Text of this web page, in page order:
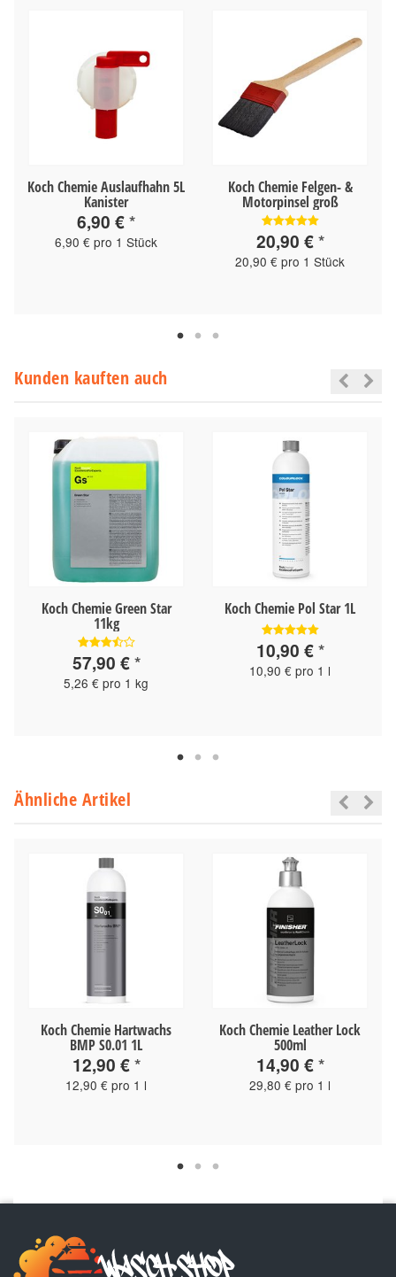
Koch Chemie Auslaufhahn 5L
Kanister
6,90 €*
6,90 € pro 1 Stück
Koch Chemie Felgen- &
Motorpinsel groß
20,90 €*
20,90 € pro 1 Stück
Kunden kauften auch
Koch Chemie Green Star
11kg
57,90 €*
5,26 € pro 1 kg
Koch Chemie Pol Star 1L
10,90 €*
10,90 € pro 1 l
Ähnliche Artikel
Koch Chemie Hartwachs
BMP S0.01 1L
12,90 €*
12,90 € pro 1 l
Koch Chemie Leather Lock
500ml
14,90 €*
29,80 € pro 1 l